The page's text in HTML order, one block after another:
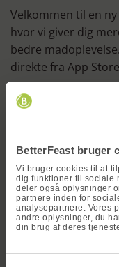
BetterFeast bruger
Vi bruger cookies til at
dig funktioner til sociale
deler også oplysninger
partnere inden for
analysepartnere. Vores
andre oplysninger, du
din brug af deres
Velkommen til en
hvor vi giver dig
bedre
direkte fra App
Svensk Pølseret – En
hyggelig og
klassiker